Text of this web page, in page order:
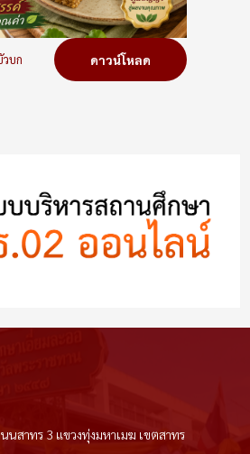
บก ดาวน์โหลด
สาทร 3 แขวงทุ่งมหาเมฆ เขตสาทร